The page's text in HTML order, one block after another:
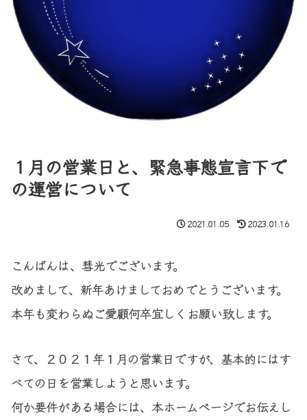
１月の営業日と、緊急事態宣言下で
の運営について
2021.01.05 2023.01.16
こんばんは、彗光でございます。
改めまして、新年あけましておめでとうございます。
本年も変わらぬご愛顧何卒宜しくお願い致します。
さて、２０２１年１月の営業日ですが、基本的にはす
べての日を営業しようと思います。
何か要件がある場合には、本ホームページでお伝えし